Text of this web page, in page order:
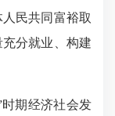
民共同富裕取
分就业、构建
期经济社会发